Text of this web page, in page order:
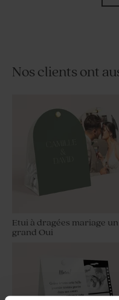
Nos clients ont
Etui à dragées mariage un
grand Oui